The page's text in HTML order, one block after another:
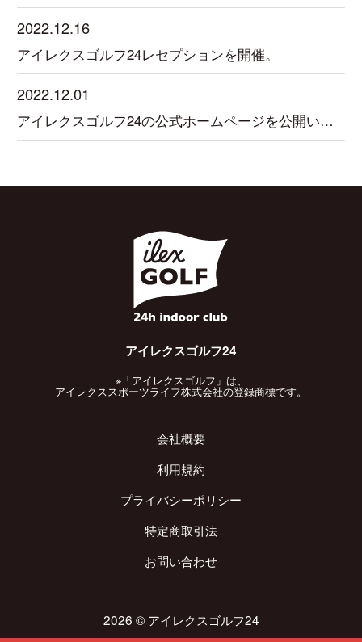
2022.12.16
アイレクスゴルフ24レセプションを開催。
2022.12.01
アイレクスゴルフ24の公式ホームページを公開いたしました。
アイレクスゴルフ24
※「アイレクスゴルフ」は、
アイレクススポーツライフ株式会社の登録商標です。
会社概要
利用規約
プライバシーポリシー
特定商取引法
お問い合わせ
2026 ©︎ アイレクスゴルフ24